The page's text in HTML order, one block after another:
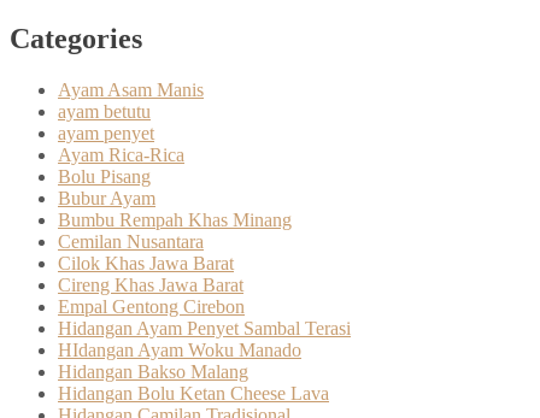
Categories
Ayam Asam Manis
ayam betutu
ayam penyet
Ayam Rica-Rica
Bolu Pisang
Bubur Ayam
Bumbu Rempah Khas Minang
Cemilan Nusantara
Cilok Khas Jawa Barat
Cireng Khas Jawa Barat
Empal Gentong Cirebon
Hidangan Ayam Penyet Sambal Terasi
HIdangan Ayam Woku Manado
Hidangan Bakso Malang
Hidangan Bolu Ketan Cheese Lava